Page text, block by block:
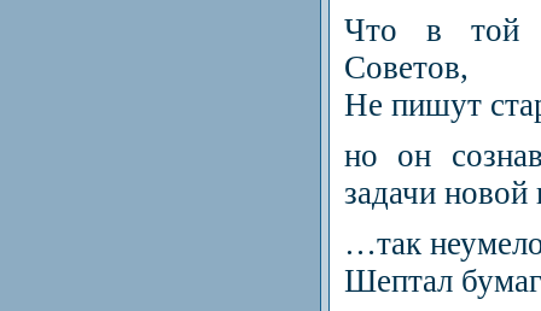
Что в той
Советов,
Не пишут
но он
задачи
…так
Шептал